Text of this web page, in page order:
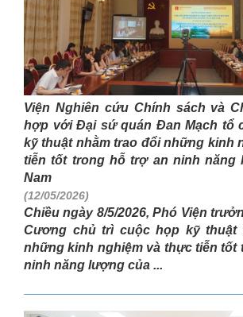
Viện Nghiên cứu Chính sách và
hợp với Đại sứ quán Đan Mạch tổ
kỹ thuật nhằm trao đổi những kinh
tiễn tốt trong hỗ trợ an ninh năng
Nam
(12/05/2026)
Chiều ngày 8/5/2026, Phó Viện
Cương chủ trì cuộc họp kỹ thuật
những kinh nghiệm và thực tiễn tốt
ninh năng lượng của ...